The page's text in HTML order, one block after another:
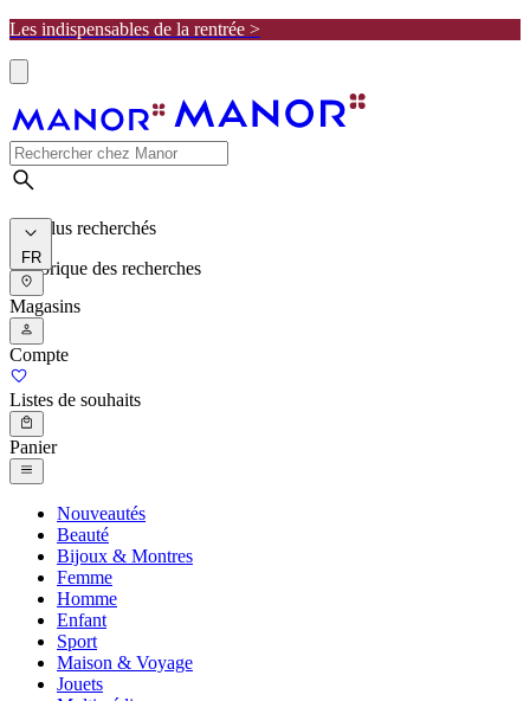
Les indispensables de la rentrée >
Les plus recherchés
Historique des recherches
FR
Magasins
Compte
Listes de souhaits
Panier
Nouveautés
Beauté
Bijoux & Montres
Femme
Homme
Enfant
Sport
Maison & Voyage
Jouets